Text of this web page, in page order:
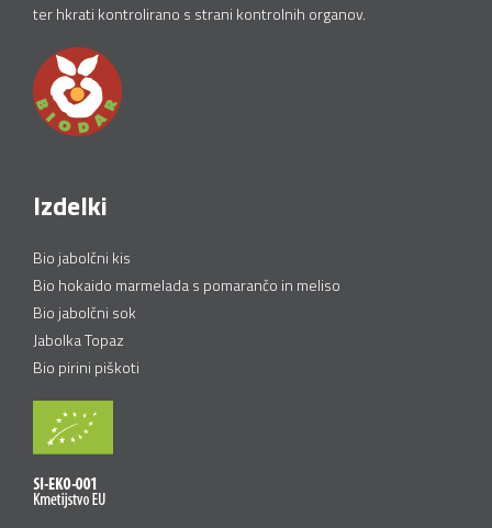
ter hkrati kontrolirano s strani kontrolnih organov.
Izdelki
Bio jabolčni kis
Bio hokaido marmelada s pomarančo in meliso
Bio jabolčni sok
Jabolka Topaz
Bio pirini piškoti